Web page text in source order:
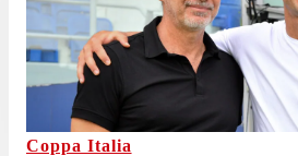
Coppa Italia